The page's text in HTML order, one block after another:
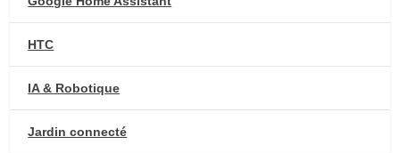
HTC
IA & Robotique
Jardin connecté